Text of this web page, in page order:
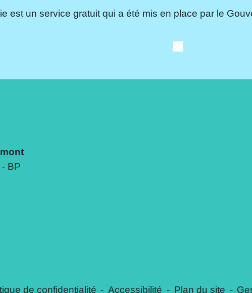
est un service gratuit qui a été mis en place par le
BP
de confidentialité - Accessibilité - Plan du site -